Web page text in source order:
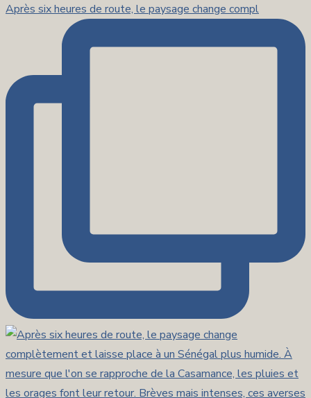
Après six heures de route, le paysage change compl